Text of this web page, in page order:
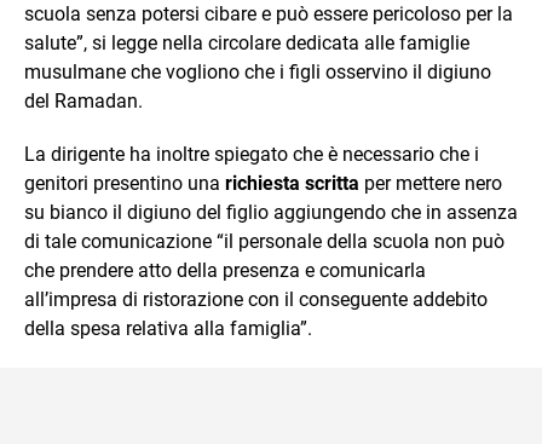
scuola senza potersi cibare e può essere pericoloso per la
salute”, si legge nella circolare dedicata alle famiglie
musulmane che vogliono che i figli osservino il digiuno
del Ramadan.
La dirigente ha inoltre spiegato che è necessario che i
genitori presentino una richiesta scritta per mettere nero
su bianco il digiuno del figlio aggiungendo che in assenza
di tale comunicazione “il personale della scuola non può
che prendere atto della presenza e comunicarla
all’impresa di ristorazione con il conseguente addebito
della spesa relativa alla famiglia”.